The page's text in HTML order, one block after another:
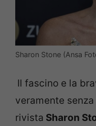
Sharon Stone (Ansa
Il fascino e la
veramente
rivista Sharon